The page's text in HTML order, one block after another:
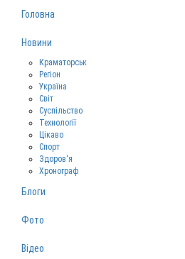
Головна
Новини
Краматорськ
Регіон
Україна
Світ
Суспільство
Технології
Цікаво
Спорт
Здоров‘я
Хронограф
Блоги
Фото
Відео